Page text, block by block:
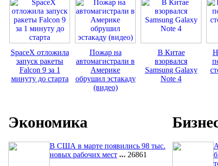
SpaceX отложила
запуск ракеты
Falcon 9 за 1
минуту до старта
Пожар на
автомагистрали в
Америке
обрушил эстакаду
(видео)
В Китае
взорвался
Samsung Galaxy
Note 4
Экономика
В США в марте появились 98 тыс.
новых рабочих мест
26861